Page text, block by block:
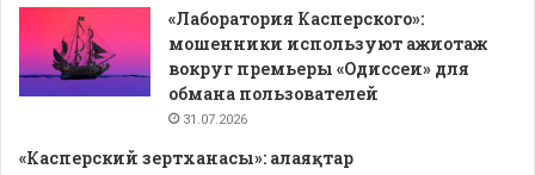
«Лаборатория Касперского»:
мошенники используют ажиотаж
вокруг премьеры «Одиссеи» для
обмана пользователей
31.07.2026
«Касперский зертханасы»: алаяқтар